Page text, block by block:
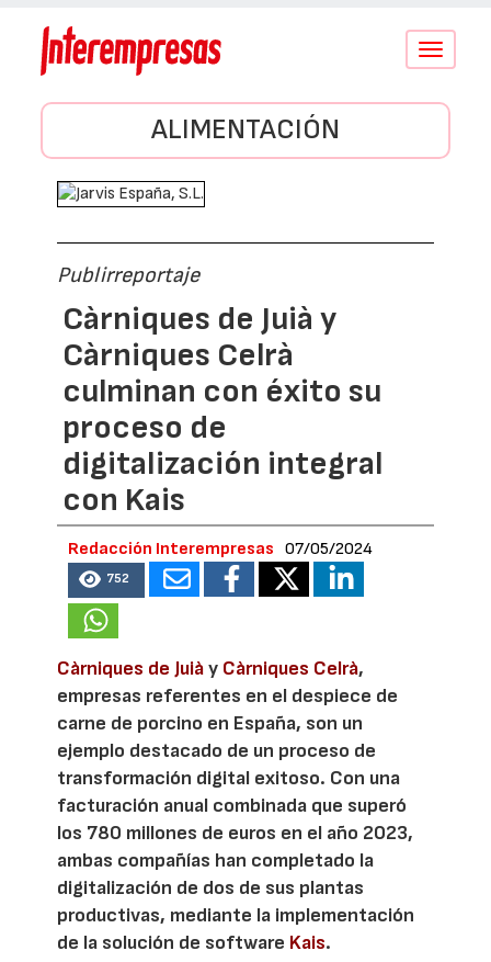
Conmutar
ALIMENTACIÓN
Publirreportaje
Càrniques de Juià y
Càrniques Celrà
culminan con éxito su
proceso de
digitalización integral
con Kais
Redacción Interempresas 07/05/2024
752
Càrniques de Juiày Càrniques Celrà,
empresas referentes en el despiece de
carne de porcino en España, son un
ejemplo destacado de un proceso de
transformación digital exitoso. Con una
facturación anual combinada que superó
los 780 millones de euros en el año 2023,
ambas compañías han completado la
digitalización de dos de sus plantas
productivas, mediante la implementación
de la solución de software Kais.